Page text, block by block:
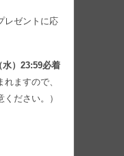
レゼントに応
水）23:59必着
ますので、
ださい。）